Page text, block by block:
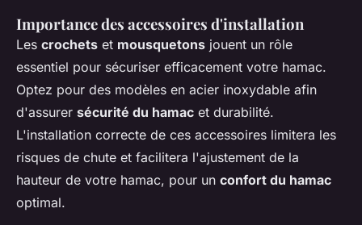
Importance des accessoires d'installation
Les crochets et mousquetons jouent un rôle
essentiel pour sécuriser efficacement votre hamac.
Optez pour des modèles en acier inoxydable afin
d'assurer sécurité du hamac et durabilité.
L'installation correcte de ces accessoires limitera les
risques de chute et facilitera l'ajustement de la
hauteur de votre hamac, pour un confort du hamac
optimal.